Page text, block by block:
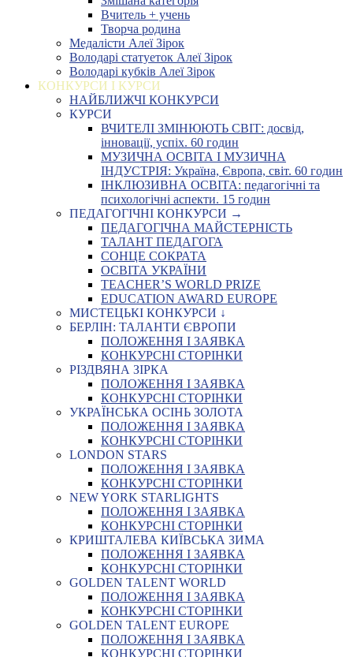
Вчитель + учень
Творча родина
Медалісти Алеї Зірок
Володарі статуеток Алеї Зірок
Володарі кубків Алеї Зірок
КОНКУРСИ І КУРСИ
НАЙБЛИЖЧІ КОНКУРСИ
КУРСИ
ВЧИТЕЛІ ЗМІНЮЮТЬ СВІТ: досвід,
інновації, успіх. 60 годин
МУЗИЧНА ОСВІТА І МУЗИЧНА
ІНДУСТРІЯ: Україна, Європа, світ. 60 годин
ІНКЛЮЗИВНА ОСВІТА: педагогічні та
психологічні аспекти. 15 годин
ПЕДАГОГІЧНІ КОНКУРСИ →
ПЕДАГОГІЧНА МАЙСТЕРНІСТЬ
ТАЛАНТ ПЕДАГОГА
СОНЦЕ СОКРАТА
ОСВІТА УКРАЇНИ
TEACHER’S WORLD PRIZE
EDUCATION AWARD EUROPE
МИСТЕЦЬКІ КОНКУРСИ ↓
БЕРЛІН: ТАЛАНТИ ЄВРОПИ
ПОЛОЖЕННЯ І ЗАЯВКА
КОНКУРСНІ СТОРІНКИ
РІЗДВЯНА ЗІРКА
ПОЛОЖЕННЯ І ЗАЯВКА
КОНКУРСНІ СТОРІНКИ
УКРАЇНСЬКА ОСІНЬ ЗОЛОТА
ПОЛОЖЕННЯ І ЗАЯВКА
КОНКУРСНІ СТОРІНКИ
LONDON STARS
ПОЛОЖЕННЯ І ЗАЯВКА
КОНКУРСНІ СТОРІНКИ
NEW YORK STARLIGHTS
ПОЛОЖЕННЯ І ЗАЯВКА
КОНКУРСНІ СТОРІНКИ
КРИШТАЛЕВА КИЇВСЬКА ЗИМА
ПОЛОЖЕННЯ І ЗАЯВКА
КОНКУРСНІ СТОРІНКИ
GOLDEN TALENT WORLD
ПОЛОЖЕННЯ І ЗАЯВКА
КОНКУРСНІ СТОРІНКИ
GOLDEN TALENT EUROPE
ПОЛОЖЕННЯ І ЗАЯВКА
КОНКУРСНІ СТОРІНКИ